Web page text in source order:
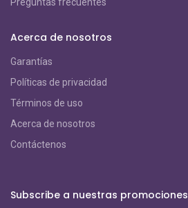
Acerca de nosotros
Garantías
Políticas de privacidad
Términos de uso
Acerca de nosotros
Contáctenos
Subscribe a nuestras promociones